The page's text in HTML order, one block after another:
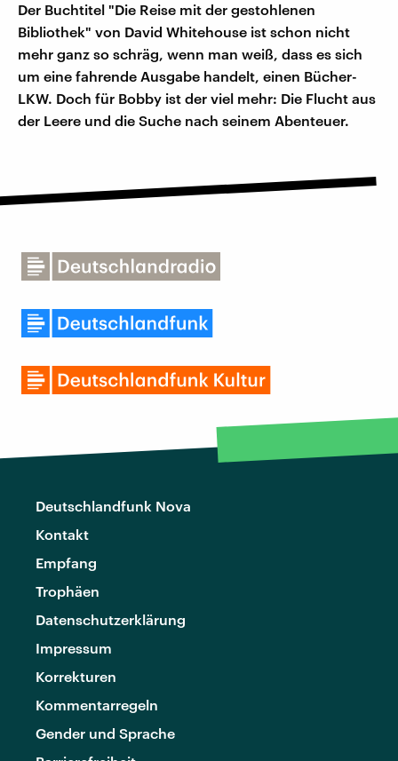
Der Buchtitel "Die Reise mit der gestohlenen
Bibliothek" von David Whitehouse ist schon nicht
mehr ganz so schräg, wenn man weiß, dass es sich
um eine fahrende Ausgabe handelt, einen Bücher-
LKW. Doch für Bobby ist der viel mehr: Die Flucht aus
der Leere und die Suche nach seinem Abenteuer.
Deutschlandfunk Nova
Kontakt
Empfang
Trophäen
Datenschutzerklärung
Impressum
Korrekturen
Kommentarregeln
Gender und Sprache